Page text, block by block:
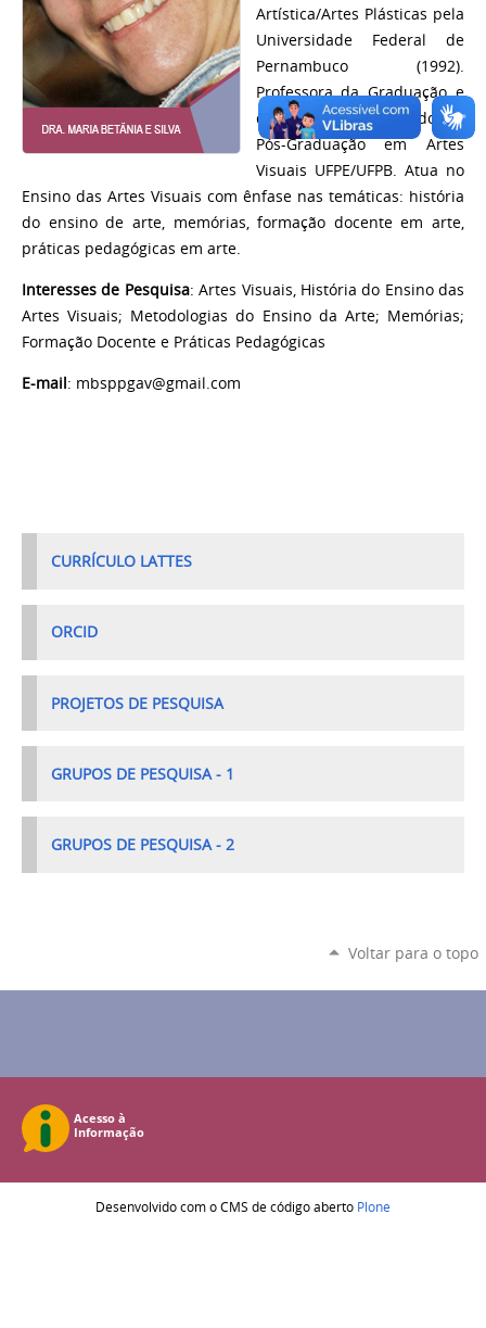
Artística/Artes Plásticas pela
Universidade Federal de
Pernambuco (1992).
Professora da Graduação e
do Programa Associado de
Pós-Graduação em Artes
Visuais UFPE/UFPB. Atua no
Ensino das Artes Visuais com ênfase nas temáticas: história
do ensino de arte, memórias, formação docente em arte,
práticas pedagógicas em arte.
Interesses de Pesquisa: Artes Visuais, História do Ensino das
Artes Visuais; Metodologias do Ensino da Arte; Memórias;
Formação Docente e Práticas Pedagógicas
E-mail: mbsppgav@gmail.com
CURRÍCULO LATTES
ORCID
PROJETOS DE PESQUISA
GRUPOS DE PESQUISA - 1
GRUPOS DE PESQUISA - 2
Voltar para o topo
Desenvolvido com o CMS de código aberto Plone